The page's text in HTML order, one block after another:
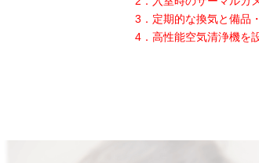
3．定期的な換気と備品
4．高性能空気清浄機を